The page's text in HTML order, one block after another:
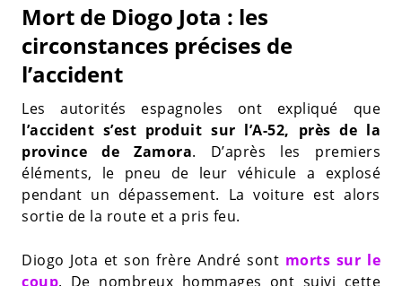
Mort de Diogo Jota : les
circonstances précises de
l’accident
Les autorités espagnoles ont expliqué que
l’accident s’est produit sur l’A-52, près de la
province de Zamora. D’après les premiers
éléments, le pneu de leur véhicule a explosé
pendant un dépassement. La voiture est alors
sortie de la route et a pris feu.
Diogo Jota et son frère André sont morts sur le
coup. De nombreux hommages ont suivi cette